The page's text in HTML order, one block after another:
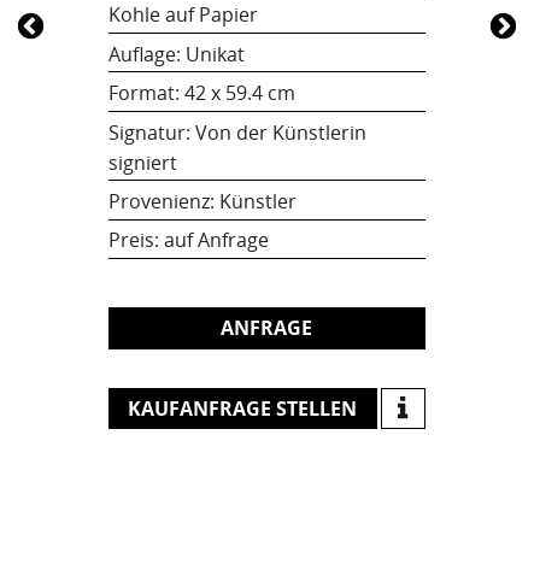
Kohle auf Papier
Auflage: Unikat
Format: 42 x 59.4 cm
Signatur: Von der Künstlerin
signiert
Provenienz: Künstler
Preis: auf Anfrage
ANFRAGE
KAUFANFRAGE STELLEN